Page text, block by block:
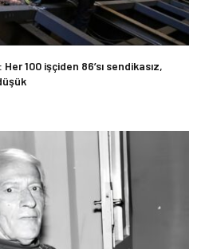
100 işçiden 86’sı sendikasız,